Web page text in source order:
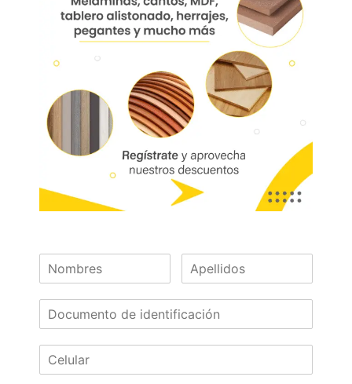
Deslizamiento suave y silencioso
Resiste más de 25.000 ciclos con una
carga de 38 kg
Mobile
Código:
HRE126-30
despachamos tableros en la zona urbana de las ciudades donde
tenemos sucursal. Disponibilidad de mercancía sujeta a verificación de
inventario. Precio sujeto a cambios sin previo aviso.
Nuestras
Marcas